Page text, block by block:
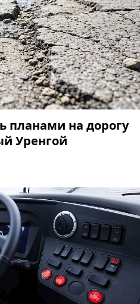
планами на дорогу
Уренгой